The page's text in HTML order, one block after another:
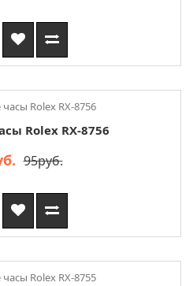
Rolex RX-8756
95руб.